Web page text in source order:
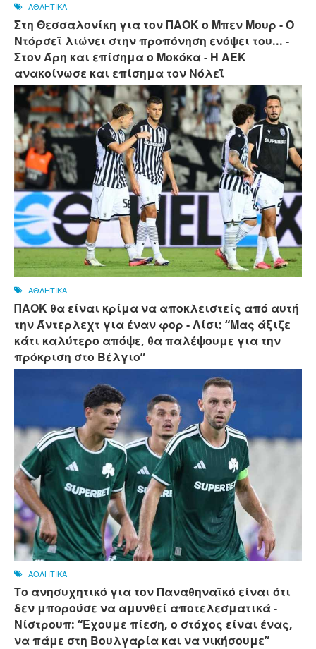
ΑΘΛΗΤΙΚΑ
Στη Θεσσαλονίκη για τον ΠΑΟΚ ο Μπεν Μουρ - Ο
Ντόρσεϊ λιώνει στην προπόνηση ενόψει του... -
Στον Άρη και επίσημα ο Μοκόκα - Η ΑΕΚ
ανακοίνωσε και επίσημα τον Νόλεϊ
ΑΘΛΗΤΙΚΑ
ΠΑΟΚ θα είναι κρίμα να αποκλειστείς από αυτή
την Άντερλεχτ για έναν φορ - ​​Λίσι: “Μας άξιζε
κάτι καλύτερο απόψε, θα παλέψουμε για την
πρόκριση στο Βέλγιο”
ΑΘΛΗΤΙΚΑ
Το ανησυχητικό για τον Παναθηναϊκό είναι ότι
δεν μπορούσε να αμυνθεί αποτελεσματικά -
Νίστρουπ: “Έχουμε πίεση, ο στόχος είναι ένας,
να πάμε στη Βουλγαρία και να νικήσουμε”